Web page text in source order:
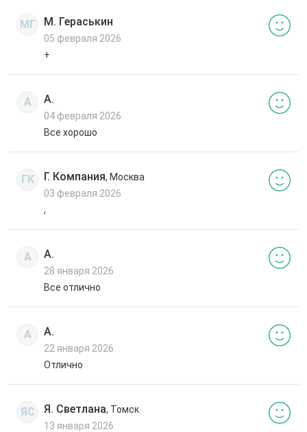
МГ М. Гераськин
05 февраля 2026
+
А А.
04 февраля 2026
Все хорошо
ГК Г. Компания, Москва
03 февраля 2026
,
А А.
28 января 2026
Все отлично
А А.
22 января 2026
Отлично
ЯС Я. Светлана, Томск
13 января 2026